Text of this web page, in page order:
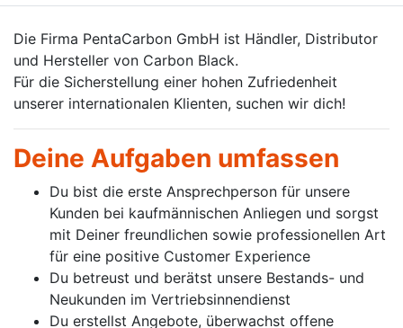
Die Firma PentaCarbon GmbH ist Händler, Distributor
und Hersteller von Carbon Black.
Für die Sicherstellung einer hohen Zufriedenheit
unserer internationalen Klienten, suchen wir dich!
Deine Aufgaben umfassen
Du bist die erste Ansprechperson für unsere
Kunden bei kaufmännischen Anliegen und sorgst
mit Deiner freundlichen sowie professionellen Art
für eine positive Customer Experience
Du betreust und berätst unsere Bestands- und
Neukunden im Vertriebsinnendienst
Du erstellst Angebote, überwachst offene